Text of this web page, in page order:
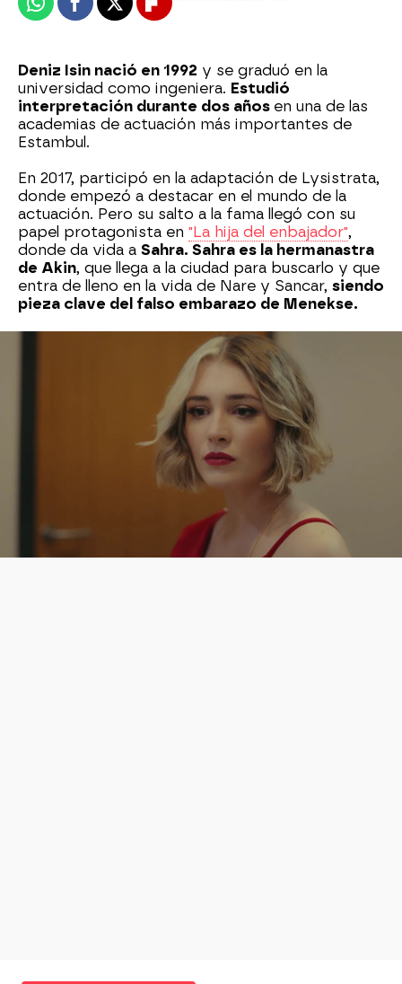
WhatsappFacebook
X Flipboard
Deniz Isin nació en 1992 y se graduó en la
universidad como ingeniera. Estudió
interpretación durante dos años en una de las
academias de actuación más importantes de
Estambul.
En 2017, participó en la adaptación de Lysistrata,
donde empezó a destacar en el mundo de la
actuación. Pero su salto a la fama llegó con su
papel protagonista en "La hija del enbajador",
donde da vida a Sahra. Sahra es la hermanastra
de Akin, que llega a la ciudad para buscarlo y que
entra de lleno en la vida de Nare y Sancar, siendo
pieza clave del falso embarazo de Menekse.
Desde ese momento no ha dejado de trabajar,
siendo imagen de varias marcas y apareciendo
en numerosos videoclips. También ha gravado
una serie con el personaje deMeryem , Furkan
¡Todos los sábados a las 22:00 horas en 'La hija
Nova!